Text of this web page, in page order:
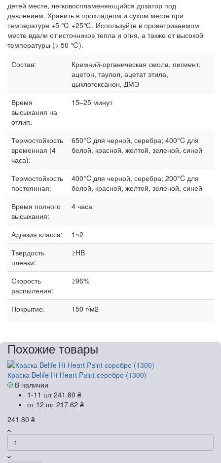
детей месте, легковоспламеняющийся дозатор под
давлением. Хранить в прохладном и сухом месте при
температуре +5 ℃ +25℃. Используйте в проветриваемом
месте вдали от источников тепла и огня, а также от высокой
температуры (> 50 ℃).
Состав:
Кремний-органическая смола, пигмент,
ацетон, таулол, ацетат этила,
цыклогексанон, ДМЭ
Время
высыхания на
отлип:
15–25 минут
Термостойкость
временная (4
часа):
650°C для черной, серебра; 400°C для
белой, красной, желтой, зеленой, синей
Термостойкость
постоянная:
400°C для черной, серебра; 200°C для
белой, красной, желтой, зеленой, синей
Время полного
высыхания:
4 часа
Адгезия класса:
1~2
Твердость
пленки:
≥HB
Скорость
распыления:
≥96%
Покрытие: 150 г/м2
Похожие товары
Краска Belife Hi-Heart Paint серебро (1300)
В наличии
1-11 шт241.80 ₴
от 12 шт217.62 ₴
241.80 ₴